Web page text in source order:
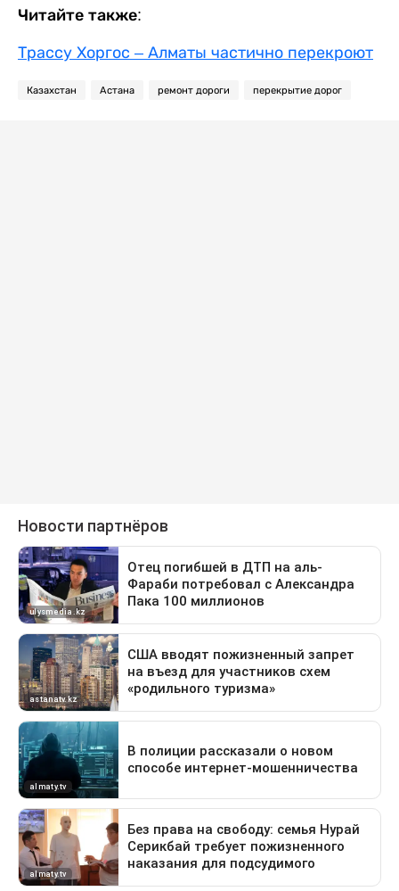
Читайте также:
Трассу Хоргос – Алматы частично перекроют
Казахстан Астана ремонт дороги перекрытие дорог